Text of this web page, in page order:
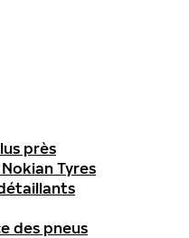
près
Tyres
des pneus